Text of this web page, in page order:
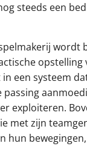
steeds een
wordt
opstelling
een systeem
passing
exploiteren.
met zijn
hun